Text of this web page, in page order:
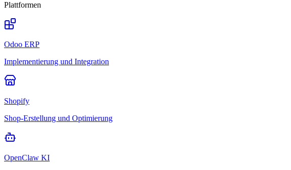
Plattformen
Odoo ERP
Implementierung und Integration
Shopify
Shop-Erstellung und Optimierung
OpenClaw KI